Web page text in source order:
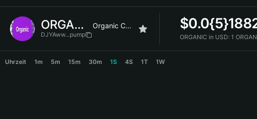
简体中文
繁體中文
Bahasa Indonesia
ORGANIC Organic Coin
DJYAww...pump
$
ORGANIC in USD: 1
Uhrzeit 1m 5m 15m 30m 1S 4S 1T 1W